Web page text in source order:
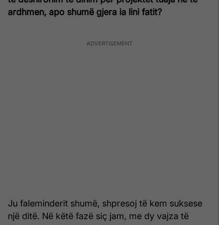
ardhmen, apo shumë gjera ia lini fatit?
Ju faleminderit shumë, shpresoj të kem suksese
një ditë. Në këtë fazë siç jam, me dy vajza të